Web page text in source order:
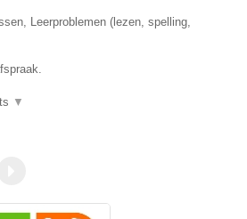
Leerproblemen (lezen, spelling,
▼